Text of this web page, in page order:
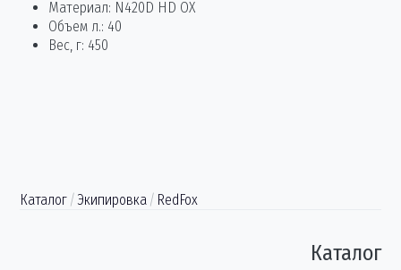
Материал: N420D HD OX
Объем л.: 40
Вес, г: 450
Каталог /Экипировка / RedFox
Каталог